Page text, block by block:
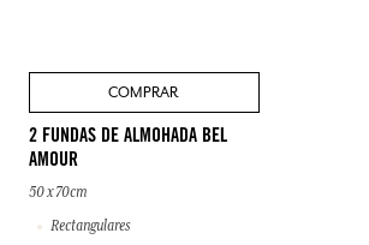
COMPRAR
2 FUNDAS DE ALMOHADA BEL
AMOUR
50 x 70cm
Rectangulares